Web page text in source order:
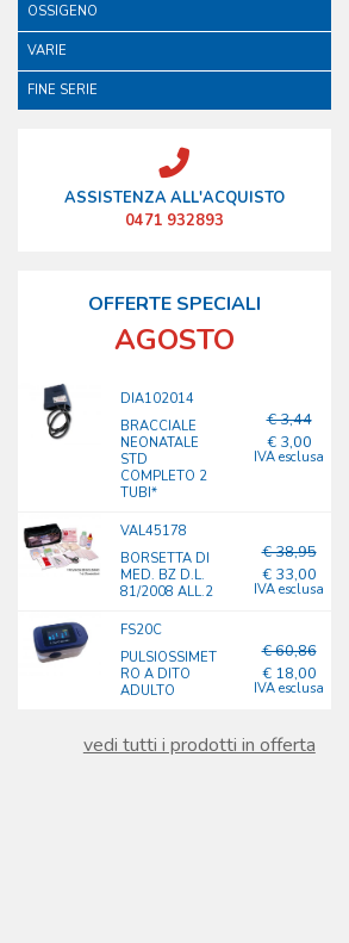
OSSIGENO
VARIE
FINE SERIE
ASSISTENZA ALL'ACQUISTO
0471 932893
OFFERTE SPECIALI
AGOSTO
DIA102014
BRACCIALE
NEONATALE
STD
COMPLETO 2
TUBI*
€ 3,44
€ 3,00
IVA esclusa
VAL45178
BORSETTA DI
MED. BZ D.L.
81/2008 ALL.2
€ 38,95
€ 33,00
IVA esclusa
FS20C
PULSIOSSIMET
RO A DITO
ADULTO
€ 60,86
€ 18,00
IVA esclusa
vedi tutti i prodotti in offerta